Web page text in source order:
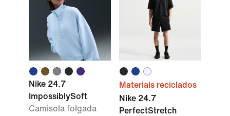
Nike 24.7
ImpossiblySoft
Camisola folgada
Materiais reciclados
Nike 24.7
PerfectStretch